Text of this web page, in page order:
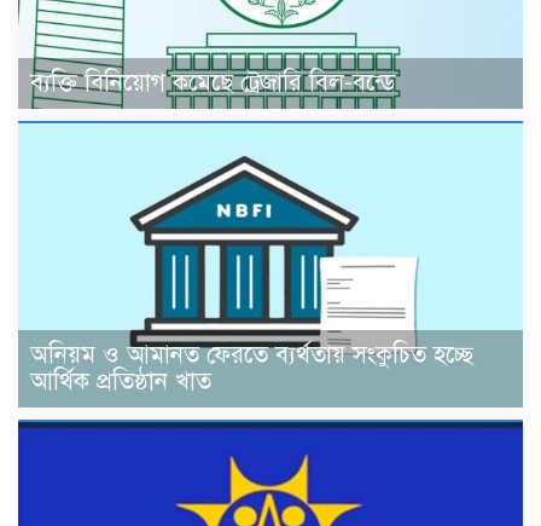
ব্যক্তি বিনিয়োগ কমেছে ট্রেজারি বিল-বন্ডে
অনিয়ম ও আমানত ফেরতে ব্যর্থতায় সংকুচিত হচ্ছে
আর্থিক প্রতিষ্ঠান খাত